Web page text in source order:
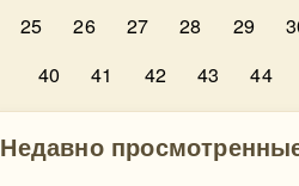
25
26 27 28 29
40
41 42 43 44
Недавно